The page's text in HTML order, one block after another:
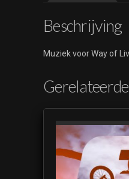
Beschrijving
Muziek voor Way of